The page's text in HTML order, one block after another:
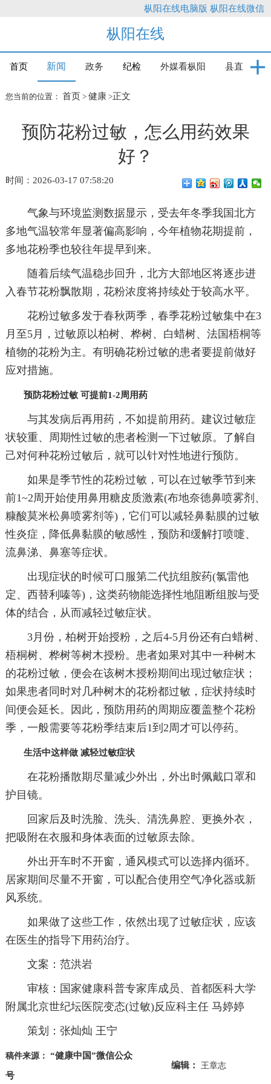
枞阳在线电脑版 枞阳在线微信
枞阳在线
首页 新闻 政务 纪检 外媒看枞阳 县直
您当前的位置： 首页 > 健康>正文
预防花粉过敏，怎么用药效果
好？
时间：2026-03-17 07:58:20
气象与环境监测数据显示，受去年冬季我国北方
多地气温较常年显著偏高影响，今年植物花期提前，
多地花粉季也较往年提早到来。
随着后续气温稳步回升，北方大部地区将逐步进
入春节花粉飘散期，花粉浓度将持续处于较高水平。
花粉过敏多发于春秋两季，春季花粉过敏集中在3
月至5月，过敏原以柏树、桦树、白蜡树、法国梧桐等
植物的花粉为主。有明确花粉过敏的患者要提前做好
应对措施。
预防花粉过敏 可提前1-2周用药
与其发病后再用药，不如提前用药。建议过敏症
状较重、周期性过敏的患者检测一下过敏原。了解自
己对何种花粉过敏后，就可以针对性地进行预防。
如果是季节性的花粉过敏，可以在过敏季节到来
前1~2周开始使用鼻用糖皮质激素(布地奈德鼻喷雾剂、
糠酸莫米松鼻喷雾剂等)，它们可以减轻鼻黏膜的过敏
性炎症，降低鼻黏膜的敏感性，预防和缓解打喷嚏、
流鼻涕、鼻塞等症状。
出现症状的时候可口服第二代抗组胺药(氯雷他
定、西替利嗪等)，这类药物能选择性地阻断组胺与受
体的结合，从而减轻过敏症状。
3月份，柏树开始授粉，之后4-5月份还有白蜡树、
梧桐树、桦树等树木授粉。患者如果对其中一种树木
的花粉过敏，便会在该树木授粉期间出现过敏症状；
如果患者同时对几种树木的花粉都过敏，症状持续时
间便会延长。因此，预防用药的周期应覆盖整个花粉
季，一般需要等花粉季结束后1到2周才可以停药。
生活中这样做 减轻过敏症状
在花粉播散期尽量减少外出，外出时佩戴口罩和
护目镜。
回家后及时洗脸、洗头、清洗鼻腔、更换外衣，
把吸附在衣服和身体表面的过敏原去除。
外出开车时不开窗，通风模式可以选择内循环。
居家期间尽量不开窗，可以配合使用空气净化器或新
风系统。
如果做了这些工作，依然出现了过敏症状，应该
在医生的指导下用药治疗。
文案：范洪岩
审核：国家健康科普专家库成员、首都医科大学
附属北京世纪坛医院变态(过敏)反应科主任 马婷婷
策划：张灿灿 王宁
稿件来源： “健康中国”微信公众
号
编辑： 王章志